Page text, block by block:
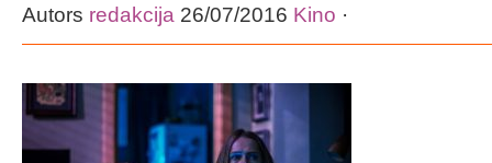
Autors redakcija 26/07/2016 Kino ·